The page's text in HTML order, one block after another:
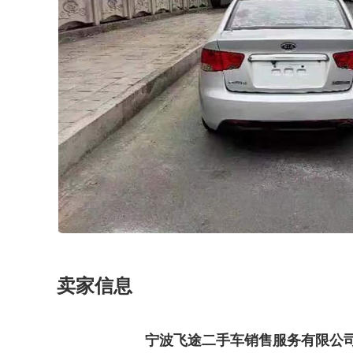
卖家信息
宁波飞途二手车销售服务有限公